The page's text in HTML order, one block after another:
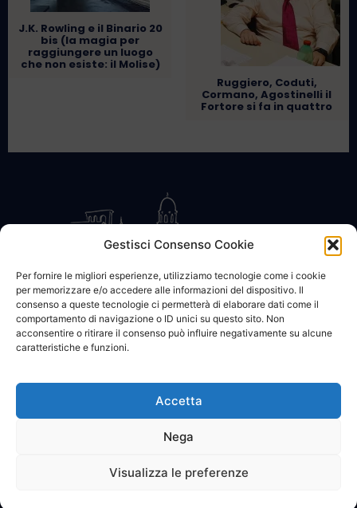
Gestisci Consenso Cookie
Per fornire le migliori esperienze, utilizziamo tecnologie come i cookie
per memorizzare e/o accedere alle informazioni del dispositivo. Il
consenso a queste tecnologie ci permetterà di elaborare dati come il
comportamento di navigazione o ID unici su questo sito. Non
acconsentire o ritirare il consenso può influire negativamente su alcune
caratteristiche e funzioni.
Accetta
Nega
Visualizza le preferenze
J.K. Rowling e il Binario 20
bis (la magia per
raggiungere un luogo
che non esiste: il Molise)
Ruggiero, Coduti,
Cormano, Agostinelli il
Fortore si fa in quattro
CONTATTACI COOKIE POLICY PRIVACY
© 2002 - 2026 SanBartolomeo.info :::: powered by Go Web snc |